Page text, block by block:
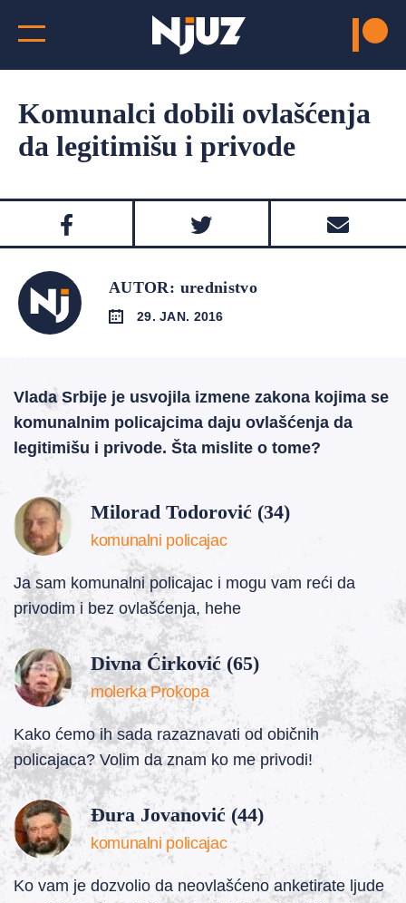
Komunalci dobili ovlašćenja
da legitimišu i privode
AUTOR: urednistvo
29. JAN. 2016
Vlada Srbije je usvojila izmene zakona kojima se
komunalnim policajcima daju ovlašćenja da
legitimišu i privode. Šta mislite o tome?
Milorad Todorović (34)
komunalni policajac
Ja sam komunalni policajac i mogu vam reći da
privodim i bez ovlašćenja, hehe
Divna Ćirković (65)
molerka Prokopa
Kako ćemo ih sada razaznavati od običnih
policajaca? Volim da znam ko me privodi!
Đura Jovanović (44)
komunalni policajac
Ko vam je dozvolio da neovlašćeno anketirate ljude